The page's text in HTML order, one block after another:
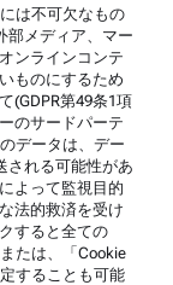
は不可欠なもの
部メディア、マー
ンラインコンテ
ものにするため
(GDPR第49条1項
のサードパーテ
データは、デー
される可能性があ
よって監視目的
法的救済を受け
すると全ての
たは、「Cookie
することも可能